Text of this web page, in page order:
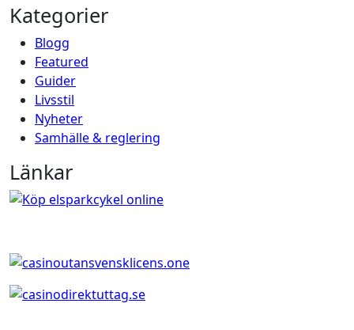
Kategorier
Blogg
Featured
Guider
Livsstil
Nyheter
Samhälle & reglering
Länkar